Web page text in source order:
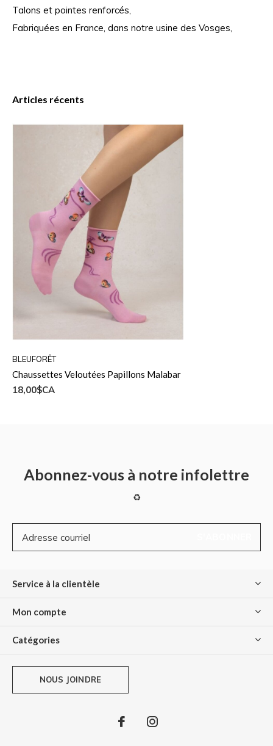
Talons et pointes renforcés,
Fabriquées en France, dans notre usine des Vosges,
Articles récents
BLEUFORÊT
Chaussettes Veloutées Papillons Malabar
18,00$CA
Abonnez-vous à notre infolettre
♻
Service à la clientèle
Mon compte
Catégories
NOUS JOINDRE